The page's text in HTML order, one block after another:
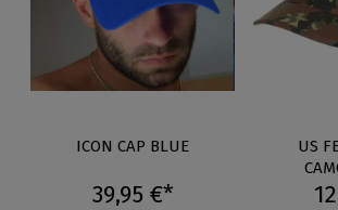
ICON CAP BLUE
39,95 €*
US